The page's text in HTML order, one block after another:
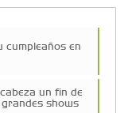
cumpleaños en
un fin de
shows